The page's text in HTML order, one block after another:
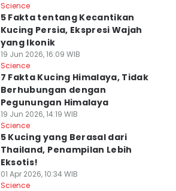
Science
5 Fakta tentang Kecantikan
Kucing Persia, Ekspresi Wajah
yang Ikonik
19 Jun 2026, 16:09 WIB
Science
7 Fakta Kucing Himalaya, Tidak
Berhubungan dengan
Pegunungan Himalaya
19 Jun 2026, 14:19 WIB
Science
5 Kucing yang Berasal dari
Thailand, Penampilan Lebih
Eksotis!
01 Apr 2026, 10:34 WIB
Science